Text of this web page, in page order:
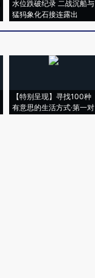
水位跌破纪录 二战沉船与
猛犸象化石接连露出
【特别呈现】寻找100种
有意思的生活方式·第一对